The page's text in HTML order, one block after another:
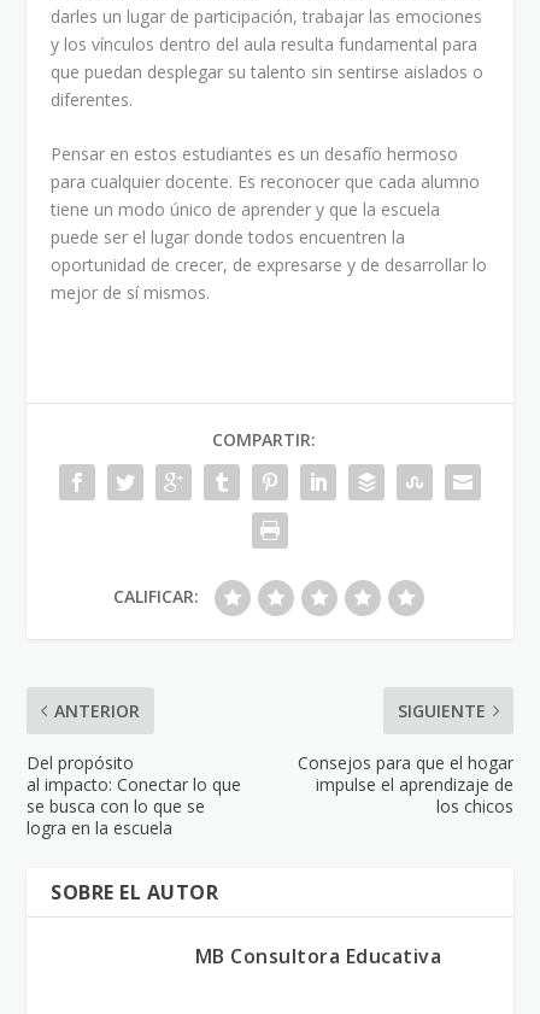
darles un lugar de participación, trabajar las emociones
y los vínculos dentro del aula resulta fundamental para
que puedan desplegar su talento sin sentirse aislados o
diferentes.
Pensar en estos estudiantes es un desafío hermoso
para cualquier docente. Es reconocer que cada alumno
tiene un modo único de aprender y que la escuela
puede ser el lugar donde todos encuentren la
oportunidad de crecer, de expresarse y de desarrollar lo
mejor de sí mismos.
COMPARTIR:
CALIFICAR:
ANTERIOR
Del propósito
al impacto: Conectar lo que
se busca con lo que se
logra en la escuela
SIGUIENTE
Consejos para que el hogar
impulse el aprendizaje de
los chicos
SOBRE EL AUTOR
MB Consultora Educativa